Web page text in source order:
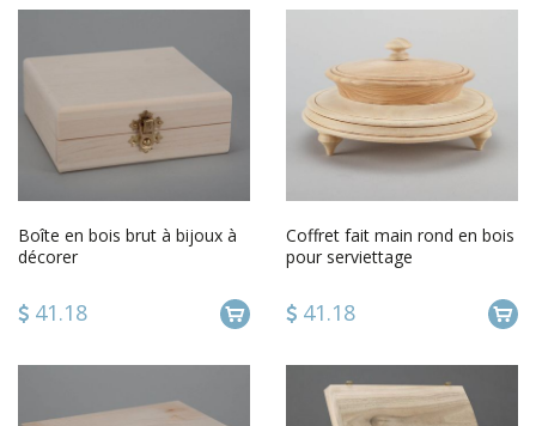
Boîte en bois brut à bijoux à
décorer
41.18
Coffret fait main rond en bois
pour serviettage
41.18